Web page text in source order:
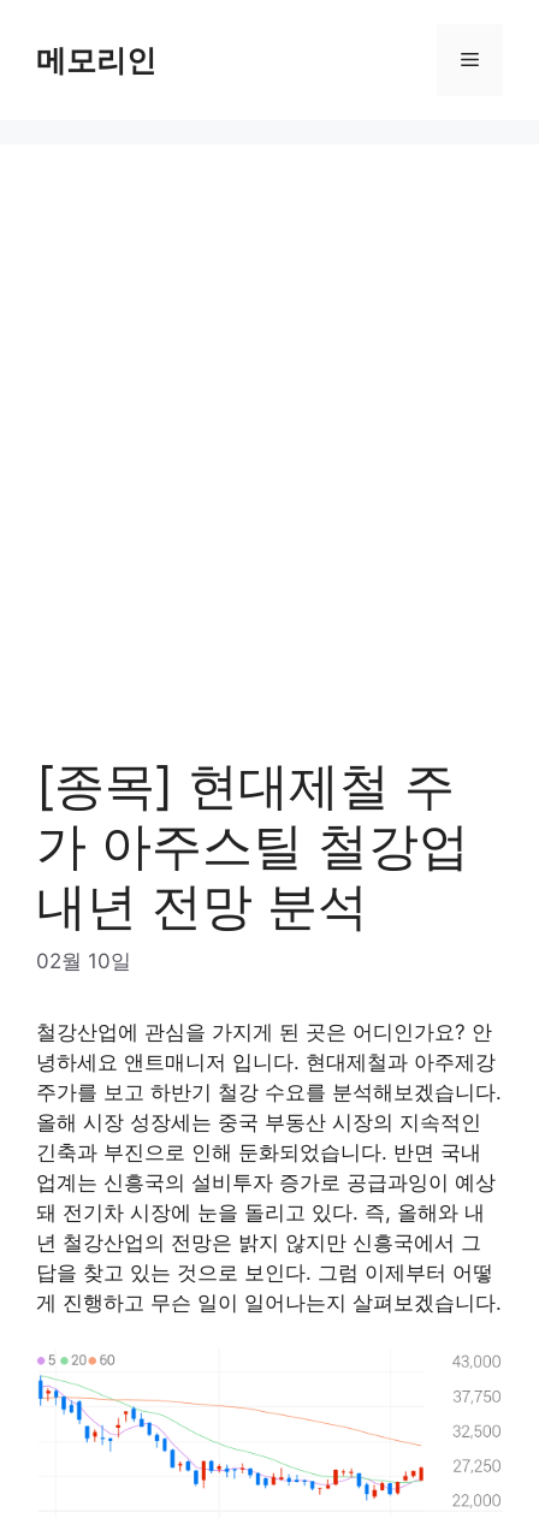
content메모리인 Menu
[종목] 현대제철 주
가 아주스틸 철강업
내년 전망 분석
02월 10일
철강산업에 관심을 가지게 된 곳은 어디인가요? 안
녕하세요 앤트매니저 입니다. 현대제철과 아주제강
주가를 보고 하반기 철강 수요를 분석해보겠습니다.
올해 시장 성장세는 중국 부동산 시장의 지속적인
긴축과 부진으로 인해 둔화되었습니다. 반면 국내
업계는 신흥국의 설비투자 증가로 공급과잉이 예상
돼 전기차 시장에 눈을 돌리고 있다. 즉, 올해와 내
년 철강산업의 전망은 밝지 않지만 신흥국에서 그
답을 찾고 있는 것으로 보인다. 그럼 이제부터 어떻
게 진행하고 무슨 일이 일어나는지 살펴보겠습니다.